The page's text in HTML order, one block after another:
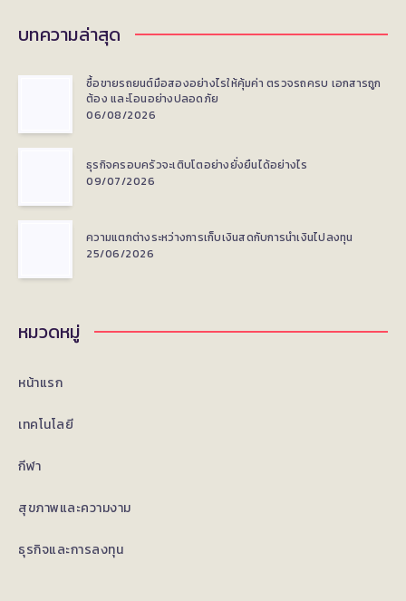
ดูแล
ผิว
และ
สุขภาพ
สำหรับ
หญิง
วัย
กลาง
คน
บทความล่าสุด
ซื้อขายรถยนต์มือสองอย่างไรให้คุ้มค่า ตรวจรถครบ เอกสารถูก
ต้อง และโอนอย่างปลอดภัย
06/08/2026
ธุรกิจครอบครัวจะเติบโตอย่างยั่งยืนได้อย่างไร
09/07/2026
ความแตกต่างระหว่างการเก็บเงินสดกับการนำเงินไปลงทุน
25/06/2026
หมวดหมู่
หน้าแรก
เทคโนโลยี
กีฬา
สุขภาพและความงาม
ธุรกิจและการลงทุน